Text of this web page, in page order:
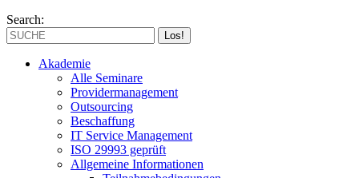
Search:
Akademie
Alle Seminare
Providermanagement
Outsourcing
Beschaffung
IT Service Management
ISO 29993 geprüft
Allgemeine Informationen